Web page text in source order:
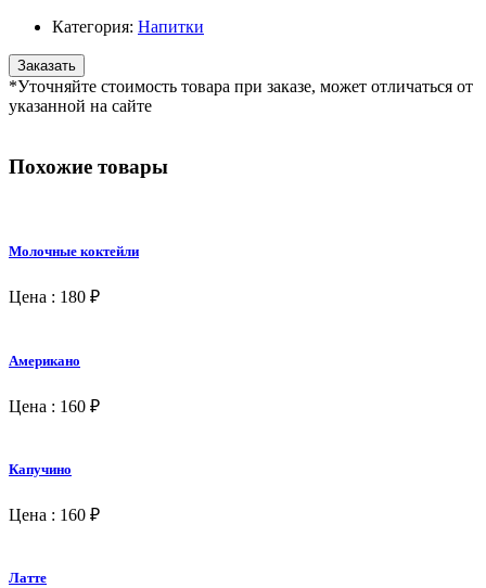
Категория: Напитки
Заказать
*Уточняйте стоимость товара при заказе, может отличаться от
указанной на сайте
Похожие товары
Молочные коктейли
Цена : 180 ₽
Американо
Цена : 160 ₽
Капучино
Цена : 160 ₽
Латте